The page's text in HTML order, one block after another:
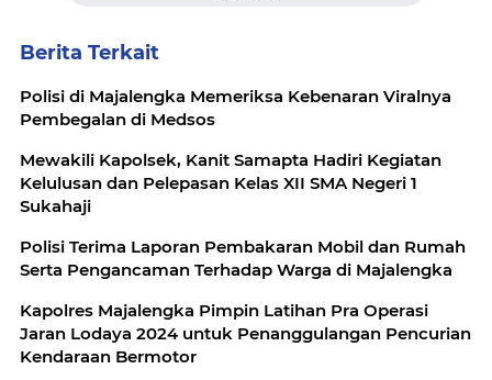
Berita Terkait
Polisi di Majalengka Memeriksa Kebenaran Viralnya
Pembegalan di Medsos
Mewakili Kapolsek, Kanit Samapta Hadiri Kegiatan
Kelulusan dan Pelepasan Kelas XII SMA Negeri 1
Sukahaji
Polisi Terima Laporan Pembakaran Mobil dan Rumah
Serta Pengancaman Terhadap Warga di Majalengka
Kapolres Majalengka Pimpin Latihan Pra Operasi
Jaran Lodaya 2024 untuk Penanggulangan Pencurian
Kendaraan Bermotor